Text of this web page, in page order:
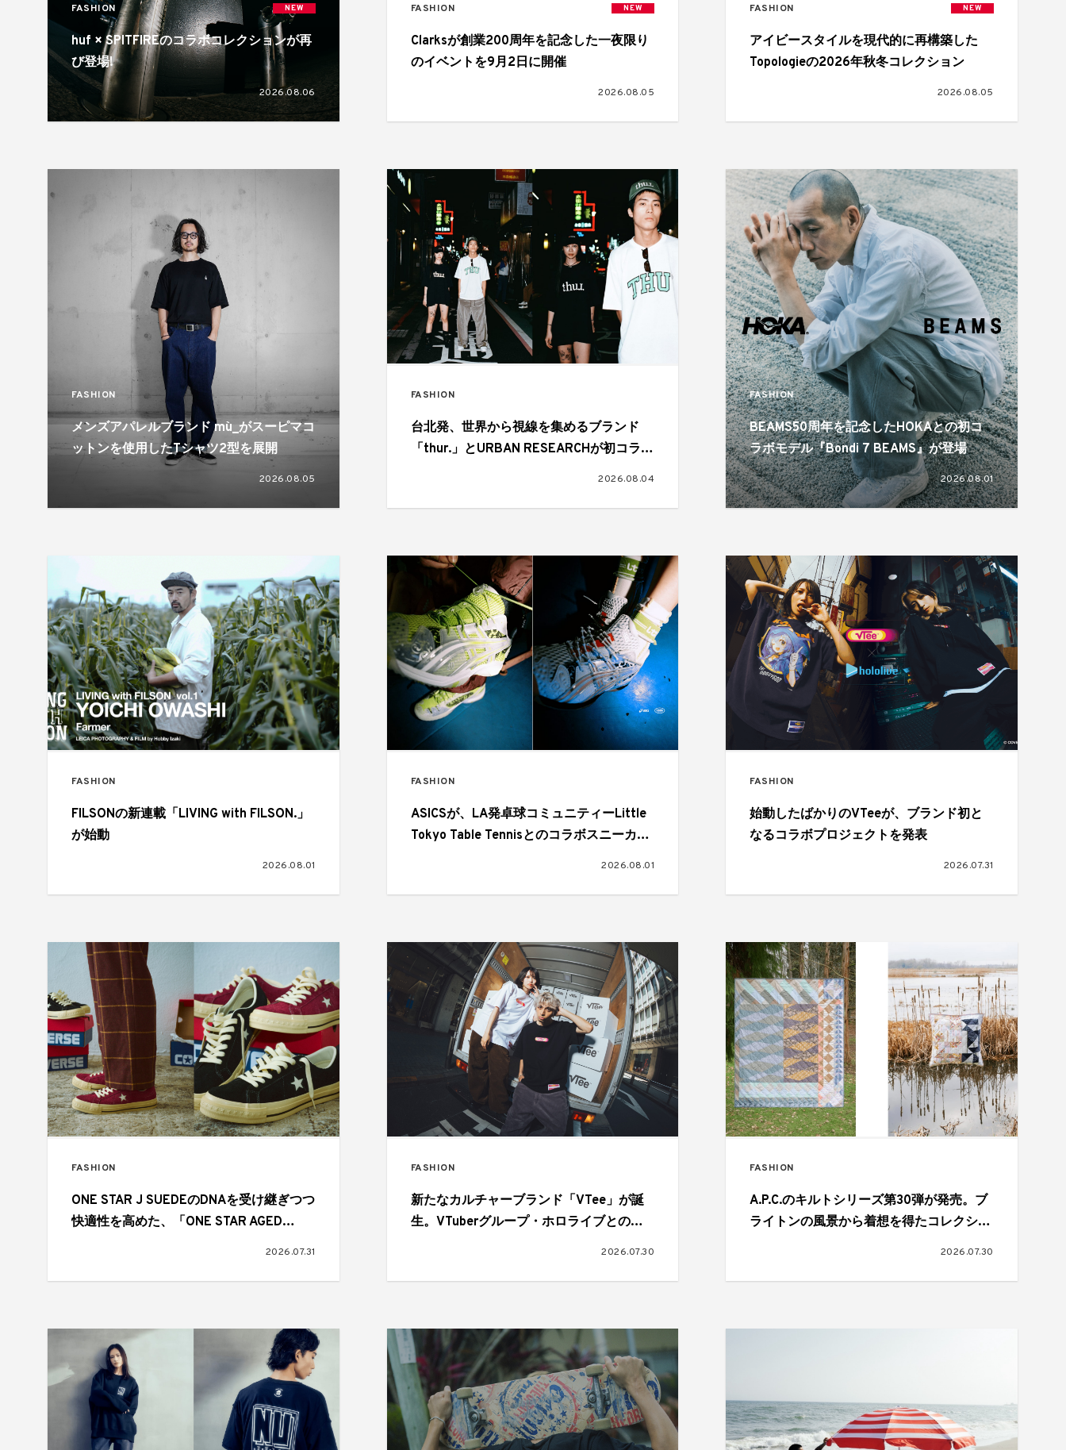
FASHION NEW
huf × SPITFIREのコラボコレクションが再
び登場!
2026.08.06
FASHION NEW
Clarksが創業200周年を記念した一夜限り
のイベントを9月2日に開催
2026.08.05
FASHION NEW
アイビースタイルを現代的に再構築した
Topologieの2026年秋冬コレクション
2026.08.05
FASHION
メンズアパレルブランド mù_がスーピマコ
ットンを使用したTシャツ2型を展開
2026.08.05
FASHION
台北発、世界から視線を集めるブランド
「thur.」とURBAN RESEARCHが初コラボ
2026.08.04
FASHION
BEAMS50周年を記念したHOKAとの初コ
ラボモデル『Bondi 7 BEAMS』が登場
2026.08.01
FASHION
FILSONの新連載「LIVING with FILSON.」
が始動
2026.08.01
FASHION
ASICSが、LA発卓球コミュニティーLittle
Tokyo Table Tennisとのコラボスニーカー
2026.08.01
FASHION
始動したばかりのVTeeが、ブランド初と
なるコラボプロジェクトを発表
2026.07.31
FASHION
ONE STAR J SUEDEのDNAを受け継ぎつつ
快適性を高めた、「ONE STAR AGED
2026.07.31
FASHION
新たなカルチャーブランド「VTee」が誕
生。VTuberグループ・ホロライブとのコ
2026.07.30
FASHION
A.P.C.のキルトシリーズ第30弾が発売。ブ
ライトンの風景から着想を得たコレクショ
2026.07.30